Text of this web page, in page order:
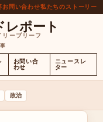
お問い合わせ私たちのストーリー
ポート
ーブリーフ
お問い合
わせ
ニュースレ
ター
政治